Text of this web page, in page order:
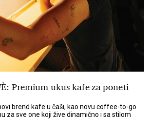
Premium ukus kafe za poneti
brend kafe u čaši, kao novu coffee-to-go
za sve one koji žive dinamično i sa stilom